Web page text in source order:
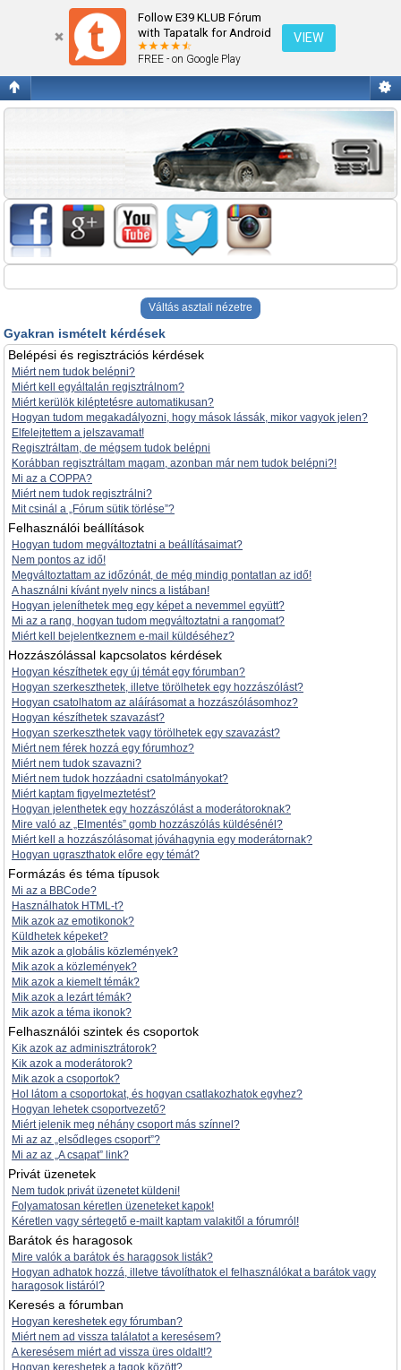
Follow E39 KLUB Fórum
with Tapatalk for Android
FREE - on Google Play
VIEW
Gyakran ismételt kérdések
Váltás asztali nézetre
Gyakran ismételt kérdések
Belépési és regisztrációs kérdések
Miért nem tudok belépni?
Miért kell egyáltalán regisztrálnom?
Miért kerülök kiléptetésre automatikusan?
Hogyan tudom megakadályozni, hogy mások lássák, mikor vagyok jelen?
Elfelejtettem a jelszavamat!
Regisztráltam, de mégsem tudok belépni
Korábban regisztráltam magam, azonban már nem tudok belépni?!
Mi az a COPPA?
Miért nem tudok regisztrálni?
Mit csinál a „Fórum sütik törlése”?
Felhasználói beállítások
Hogyan tudom megváltoztatni a beállításaimat?
Nem pontos az idő!
Megváltoztattam az időzónát, de még mindig pontatlan az idő!
A használni kívánt nyelv nincs a listában!
Hogyan jeleníthetek meg egy képet a nevemmel együtt?
Mi az a rang, hogyan tudom megváltoztatni a rangomat?
Miért kell bejelentkeznem e-mail küldéséhez?
Hozzászólással kapcsolatos kérdések
Hogyan készíthetek egy új témát egy fórumban?
Hogyan szerkeszthetek, illetve törölhetek egy hozzászólást?
Hogyan csatolhatom az aláírásomat a hozzászólásomhoz?
Hogyan készíthetek szavazást?
Hogyan szerkeszthetek vagy törölhetek egy szavazást?
Miért nem férek hozzá egy fórumhoz?
Miért nem tudok szavazni?
Miért nem tudok hozzáadni csatolmányokat?
Miért kaptam figyelmeztetést?
Hogyan jelenthetek egy hozzászólást a moderátoroknak?
Mire való az „Elmentés” gomb hozzászólás küldésénél?
Miért kell a hozzászólásomat jóváhagynia egy moderátornak?
Hogyan ugraszthatok előre egy témát?
Formázás és téma típusok
Mi az a BBCode?
Használhatok HTML-t?
Mik azok az emotikonok?
Küldhetek képeket?
Mik azok a globális közlemények?
Mik azok a közlemények?
Mik azok a kiemelt témák?
Mik azok a lezárt témák?
Mik azok a téma ikonok?
Felhasználói szintek és csoportok
Kik azok az adminisztrátorok?
Kik azok a moderátorok?
Mik azok a csoportok?
Hol látom a csoportokat, és hogyan csatlakozhatok egyhez?
Hogyan lehetek csoportvezető?
Miért jelenik meg néhány csoport más színnel?
Mi az az „elsődleges csoport”?
Mi az az „A csapat” link?
Privát üzenetek
Nem tudok privát üzenetet küldeni!
Folyamatosan kéretlen üzeneteket kapok!
Kéretlen vagy sértegető e-mailt kaptam valakitől a fórumról!
Barátok és haragosok
Mire valók a barátok és haragosok listák?
Hogyan adhatok hozzá, illetve távolíthatok el felhasználókat a barátok vagy
haragosok listáról?
Keresés a fórumban
Hogyan kereshetek egy fórumban?
Miért nem ad vissza találatot a keresésem?
A keresésem miért ad vissza üres oldalt!?